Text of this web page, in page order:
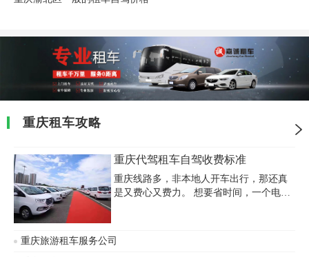
重庆租车攻略
重庆代驾租车自驾收费标准
重庆线路多，非本地人开车出行，那还真
是又费心又费力。 想要省时间，一个电
收费标准是怎样的呢？
重庆旅游租车服务公司